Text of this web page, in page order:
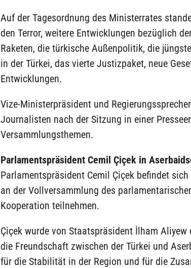
Auf der Tagesordnung des Ministerrates
den Terror, weitere Entwicklungen bezüglich
Raketen, die türkische Außenpolitik, die
in der Türkei, das vierte Justizpaket, neue
Entwicklungen.
Vize-Ministerpräsident und
Journalisten nach der Sitzung in einer
Versammlungsthemen.
Parlamentspräsident Cemil Çiçek in
Parlamentspräsident Cemil Çiçek befindet
an der Vollversammlung des
Kooperation teilnehmen.
Çiçek wurde von Staatspräsident İlham
die Freundschaft zwischen der Türkei und
für die Stabilität in der Region und für die